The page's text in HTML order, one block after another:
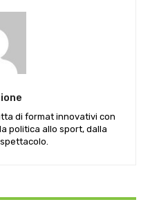
di format innovativi con
politica allo sport, dalla